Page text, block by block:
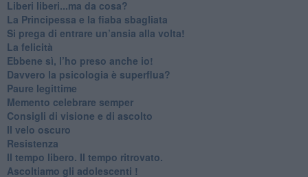
​Liberi liberi...ma da cosa?
​La Principessa e la fiaba sbagliata
Si prega di entrare un’ansia alla volta!
​La felicità
​Ebbene sì, l’ho preso anche io!
​Davvero la psicologia è superflua?
Paure legittime
​Memento celebrare semper
​Consigli di visione e di ascolto
​Il velo oscuro
Resistenza
​Il tempo libero. Il tempo ritrovato.
Ascoltiamo gli adolescenti !